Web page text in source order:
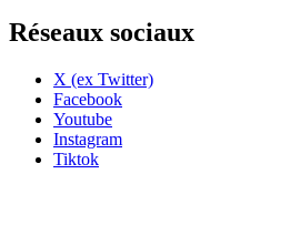
Réseaux sociaux
X (ex Twitter)
Facebook
Youtube
Instagram
Tiktok